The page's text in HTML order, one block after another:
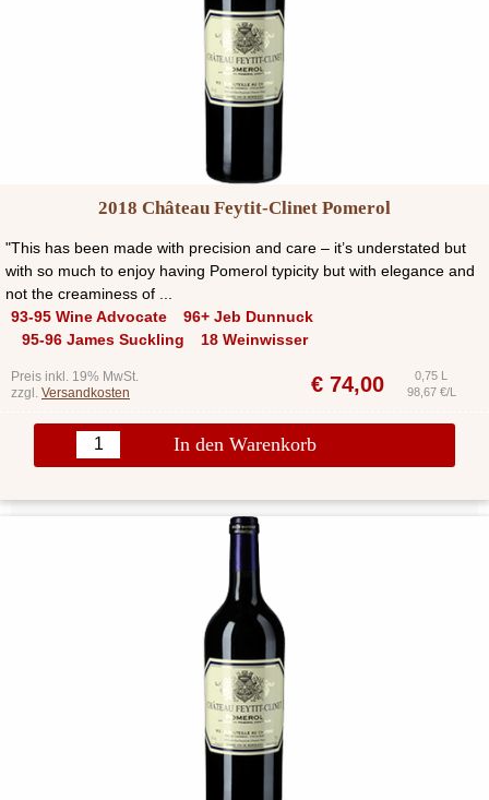
2018 Château Feytit-Clinet Pomerol
"This has been made with precision and care – it’s understated but
with so much to enjoy having Pomerol typicity but with elegance and
not the creaminess of ...
93-95 Wine Advocate
96+ Jeb Dunnuck
95-96 James Suckling
18 Weinwisser
Preis inkl. 19% MwSt.
zzgl. Versandkosten € 74,00
0,75 L
98,67 €/L
In den Warenkorb